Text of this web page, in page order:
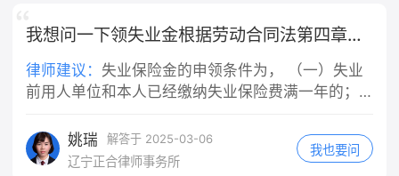
用；交强险依旧赔付医疗费1.8万以内。
2. 电动车主责70%、机动车次责30%：
交强险全额赔付医疗费用，超出部分机
动车方承担30%。这是最普遍的认定结
显超速等严重违法情形才会出现，概率
很低。 五、关键提示 轻伤伤情赔偿额
方协商退费。 3. 司法途径（投诉调解
无效） 1. 小额诉讼：押金金额不大，在
房屋所在地基层法院/线上人民法院小程
序提交立案，诉讼费极低（标的1万内
合同约定仲裁条款，按约定提起仲裁。
三、⚠️关键避坑提醒 1. 不要擅自弃房
断是否属于"执行工作任务"，主要看以
下几点：事故发生时你是否正在为单位
工作、是否受单位管理、是否在执行单
位指派的任务。快递员在送快递途中发
作任务的行为。即便你是"临时工"或者
没有签订正式劳动合同，只要实际上是
我想问一下领失业金根据劳动合同法第四章好多条才合格
律师建议： 失业保险金的申领条件为， （一）失业
前用人单位和本人已经缴纳失业保险费满一年的；
失业登记，并有求职要求的。 具体申领程序、手续
及支付标准等详情，建议向当地人社局作咨询。
姚瑞 解答于 2025-03-06
辽宁正合律师事务所
我也要问